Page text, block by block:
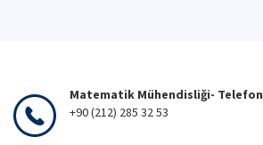
Matematik Mühendisliği- Telefon
+90 (212) 285 32 53